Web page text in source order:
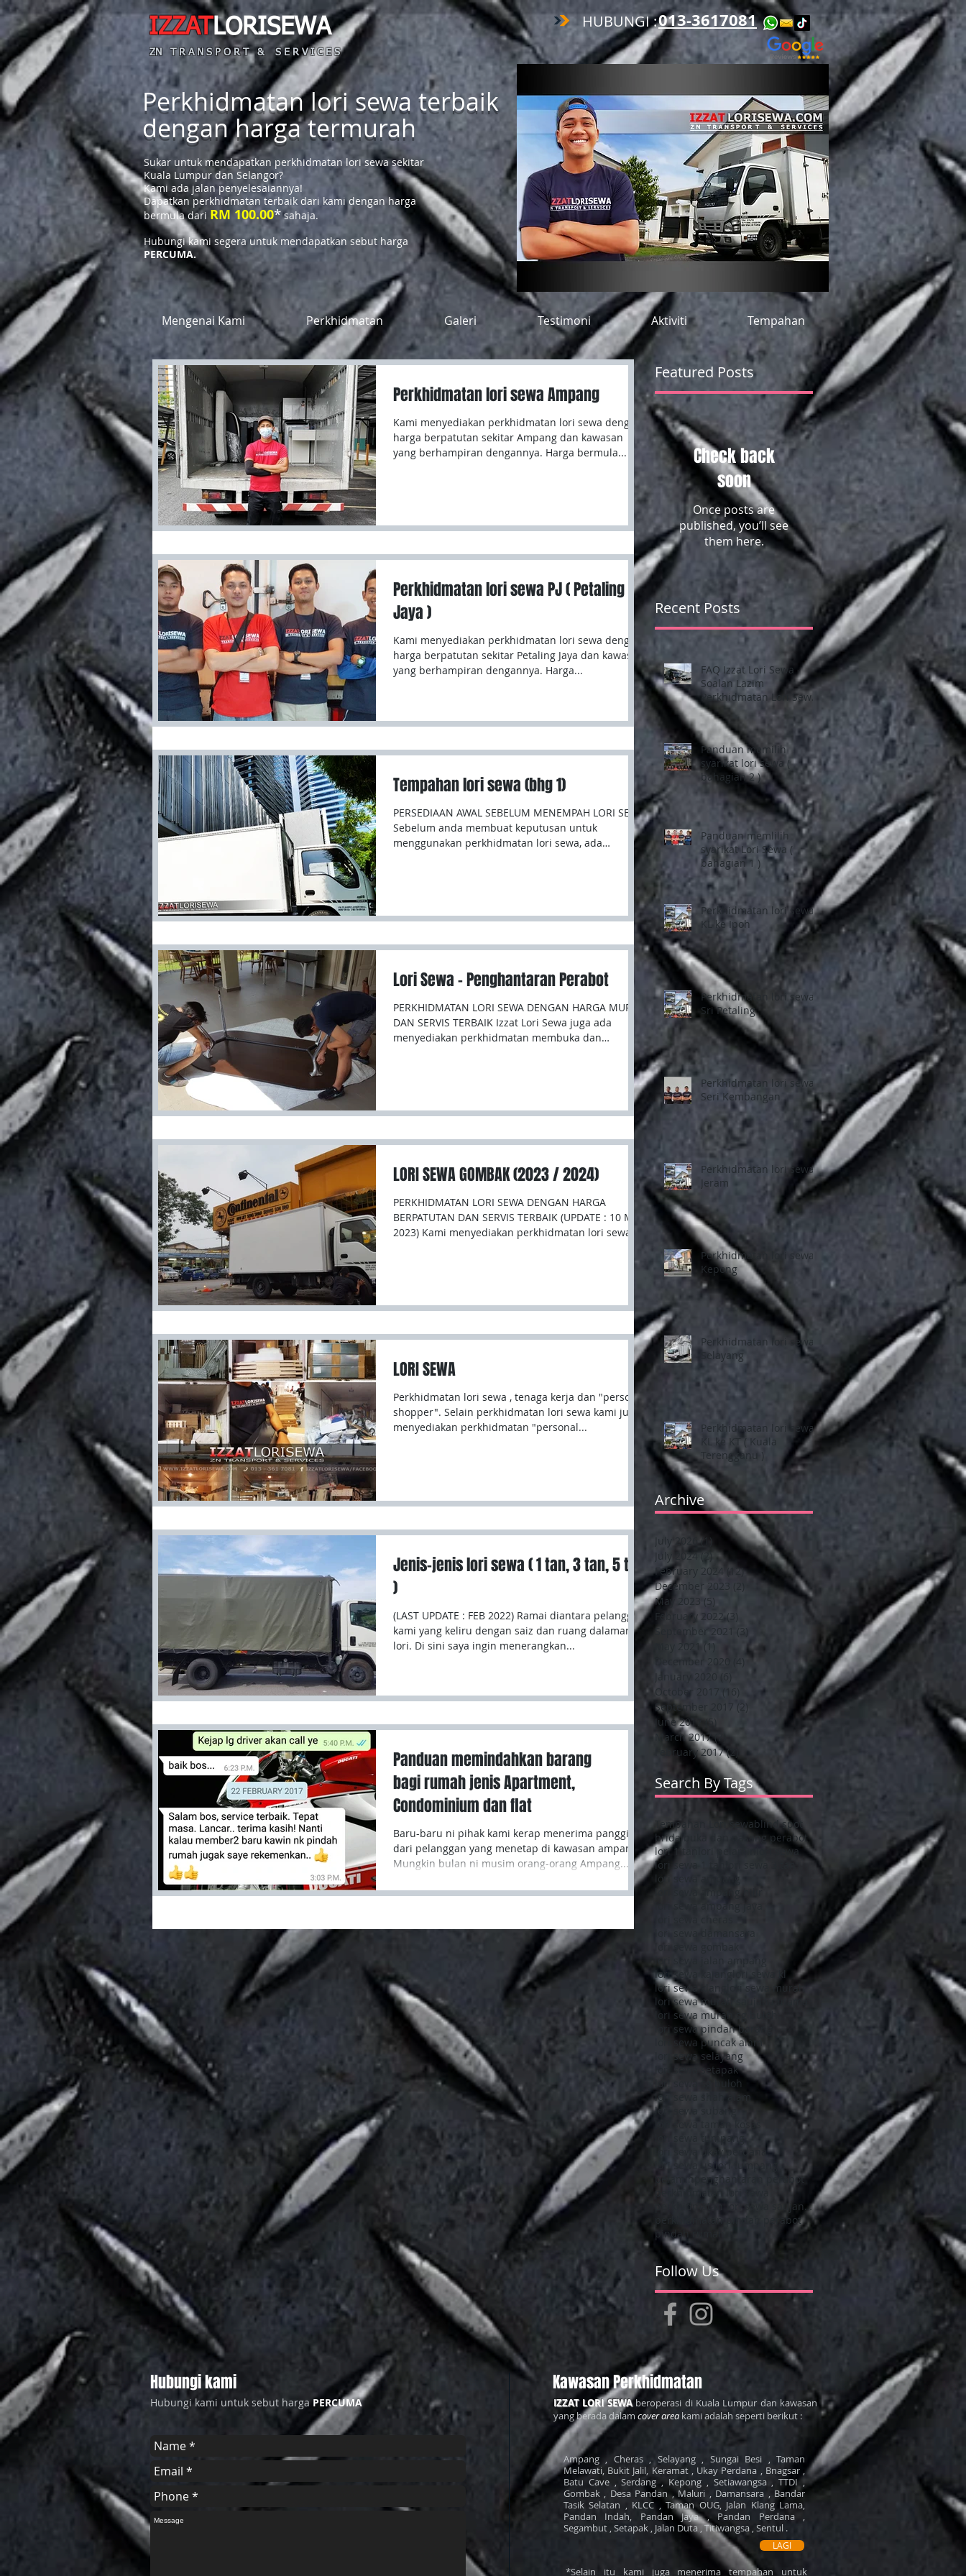
IZZATLORISEWA
ZN T R A N S P O R T & S E R V I C E S
Perkhidmatan lori sewa terbaik
dengan harga termurah
Sukar untuk mendapatkan perkhidmatan lori sewa sekitar
Kuala Lumpur dan Selangor?
Kami ada jalan penyelesaiannya!
Dapatkan perkhidmatan terbaik dari kami dengan harga
bermula dari RM 100.00*sahaja.
Hubungi kami segera untuk mendapatkan sebut harga
PERCUMA.
013-3617081
HUBUNGI :​​
Mengenai Kami Perkhidmatan Galeri Testimoni Aktiviti Tempahan
Perkhidmatan lori sewa Ampang
Kami menyediakan perkhidmatan lori sewa dengan
harga berpatutan sekitar Ampang dan kawasan
yang berhampiran dengannya. Harga bermula...
Perkhidmatan lori sewa PJ ( Petaling
Jaya )
Kami menyediakan perkhidmatan lori sewa dengan
harga berpatutan sekitar Petaling Jaya dan kawasan
yang berhampiran dengannya. Harga...
Tempahan lori sewa (bhg 1)
PERSEDIAAN AWAL SEBELUM MENEMPAH LORI SEWA
Sebelum anda membuat keputusan untuk
menggunakan perkhidmatan lori sewa, ada
Lori Sewa - Penghantaran Perabot
PERKHIDMATAN LORI SEWA DENGAN HARGA MURAH
DAN SERVIS TERBAIK Izzat Lori Sewa juga ada
menyediakan perkhidmatan membuka dan
LORI SEWA GOMBAK (2023 / 2024)
PERKHIDMATAN LORI SEWA DENGAN HARGA
BERPATUTAN DAN SERVIS TERBAIK (UPDATE : 10 Mei
2023) Kami menyediakan perkhidmatan lori sewa
LORI SEWA
Perkhidmatan lori sewa , tenaga kerja dan "personal
shopper". Selain perkhidmatan lori sewa kami juga
menyediakan perkhidmatan "personal...
Jenis-jenis lori sewa ( 1 tan, 3 tan, 5 tan
)
(LAST UPDATE : FEB 2022) Ramai diantara pelanggan
kami yang keliru dengan saiz dan ruang dalaman
lori. Di sini saya ingin menerangkan...
Panduan memindahkan barang
bagi rumah jenis Apartment,
Condominium dan flat
Baru-baru ni pihak kami kerap menerima panggilan
dari pelanggan yang menetap di kawasan ampang.
Mungkin bulan ni musim orang-orang Ampang...
Featured Posts
Check back
soon
Once posts are
published, you’ll see
them here.
Recent Posts
FAQ Izzat Lori Sewa -
Soalan Lazim
Perkhidmatan Lori Sewa
1 tan, Pindah Rumah di
Selangor dan Kuala
Lumpur
Panduan memilih
syarikat lori sewa (
bahagian 2 )
Panduan memlilih
syarikat Lori Sewa (
bahagian 1 )
Perkhidmatan lori sewa
KL ke Ipoh
Perkhidmatan lori sewa
Sri Petaling
Perkhidmatan lori sewa
Seri Kembangan
Perkhidmatan lori sewa
Jeram
Perkhidmatan lori sewa
Kepong
Perkhidmatan lori sewa
Selayang
Perkhidmatan lori sewa
KL ke KT ( Kuala
Terengganu )
Archive
July 2026 (1) 1 post
July 2024 (2) 2 posts
February 2024
(12)12 posts
December 2023
2 posts
May 2023
(5)
February 2022 (3)
September 2021
(3)
May 2021
(1)
December 2020
4 posts
January 2020
October 2017
(16)
16 posts
September 2017 (2)
June 2017
(5)
March 2017 (7) 7 posts
February 2017 (2) 2 posts
Search By Tags
Tempahan Lori sewablind spot
bridalbuka dan pasang perabot
lori 1 tan
lori sewa
lori sewa 1 tan
lori sewa ampang
lori sewa ampang hilir
lori sewa damansara
lori sewa gombak
lori sewa kajang
lori sewa kl
lori sewa klang
lori sewa murah
lori sewa murah saujana utama
lori sewa murah sg buloh
lori sewa pindah barang
lori sewa puncak alam
lori sewa selayang
lori sewa setapak
lori sewa sg buloh
lori sewa shah alam
lori sewa subang
lori sewa tumpang
lori sewa ukay perdana
lori sewa usj lori tumpang
pelamin
penghantaran perabot
perkhidmatan lori sewa
perkhidmatan lori sewa saujana utama
perkhidmatan pindah perabot
pindah rumah
Follow Us
Hubungi kami
Hubungi kami untuk sebut harga PERCUMA IZZAT LORI SEWAberoperasi di Kuala Lumpur dan kawasan
yang berada dalam cover area kami adalah seperti berikut :
Kawasan Perkhidmatan
Ampang , Cheras , Selayang , Sungai Besi , Taman
Melawati, Bukit Jalil, Keramat , Ukay Perdana , Bnagsar ,
Batu Cave , Serdang , Kepong , Setiawangsa , TTDI ,
Gombak , Desa Pandan , Maluri , Damansara , Bandar
Tasik Selatan , KLCC , Taman OUG, Jalan Klang Lama,
Pandan Indah, Pandan Jaya , Pandan Perdana ,
Segambut , Setapak , Jalan Duta , Titiwangsa , Sentul .
LAGI
*Selain itu kami juga menerima tempahan untuk